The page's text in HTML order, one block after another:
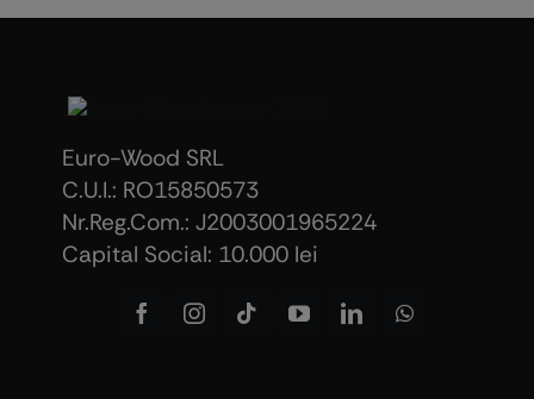
Euro-Wood SRL
C.U.I.: RO15850573
Nr.Reg.Com.: J2003001965224
Capital Social: 10.000 lei